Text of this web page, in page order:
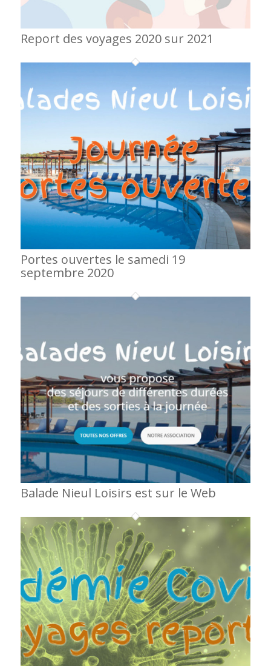
Report des voyages 2020 sur 2021
Portes ouvertes le samedi 19
septembre 2020
Balade Nieul Loisirs est sur le Web